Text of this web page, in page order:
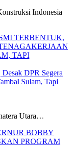
Indonesia
DPR Segera
Sulam, Tapi
Utara…